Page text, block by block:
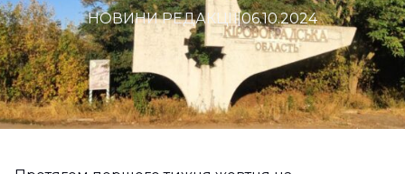
НОВИНИ РЕДАКЦІЇ|06.10.2024